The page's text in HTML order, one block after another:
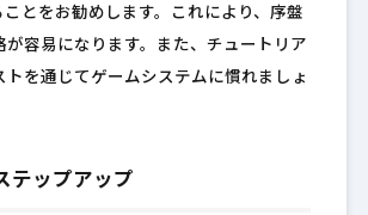
ことをお勧めします。これにより、序盤
が容易になります。また、チュートリア
トを通じてゲームシステムに慣れましょ
テップアップ